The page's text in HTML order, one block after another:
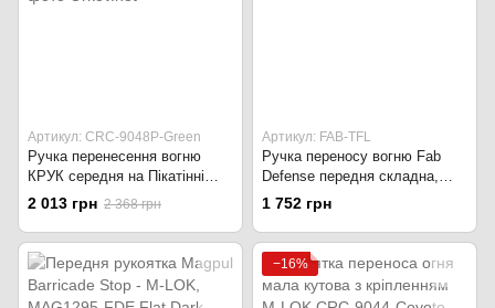
Артикул: CRC-9048P-Green
Ручка перенесення вогню
КРУК середня на Пікатінні
CRC 9048P. Зелений
2 013 грн 2 368 грн
Артикул: FAB-TFL
Ручка переносу вогню Fab
Defense передня складна,
TFL. Чорний
1 752 грн
−16%